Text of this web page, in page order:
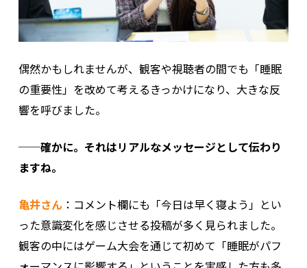
偶然かもしれませんが、観客や視聴者の間でも「睡眠
の重要性」を改めて考えるきっかけになり、大きな反
響を呼びました。
──確かに。それはリアルなメッセージとして伝わり
ますね。
亀井さん：コメント欄にも「今日は早く寝よう」とい
った意識変化を感じさせる投稿が多く見られました。
観客の中にはゲーム大会を通じて初めて「睡眠がパフ